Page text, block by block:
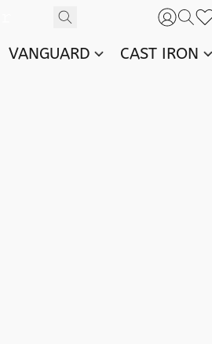
VANGUARD CAST IRON